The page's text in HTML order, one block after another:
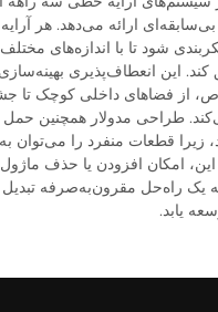
ارائه می‌دهد. هر آرایه
شود تا با اندازه‌های
این انعطاف‌پذیری
از فضاهای داخلی کوچک تا
طراحی مدولار همچنین حمل
زیرا قطعات منفرد را می‌توان
این، امکان افزودن یا حذف
یک راه‌حل مقرون‌به‌صرفه تبدیل
یابد.